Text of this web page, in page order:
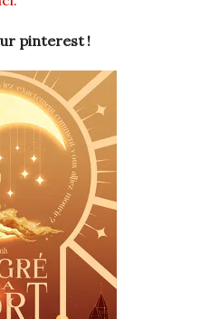
pinterest !